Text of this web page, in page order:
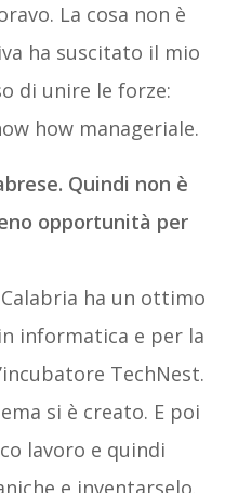
La cosa non è
ha suscitato il mio
di unire le forze:
how manageriale.
Quindi non è
opportunità per
ha un ottimo
informatica e per la
TechNest.
si è creato. E poi
lavoro e quindi